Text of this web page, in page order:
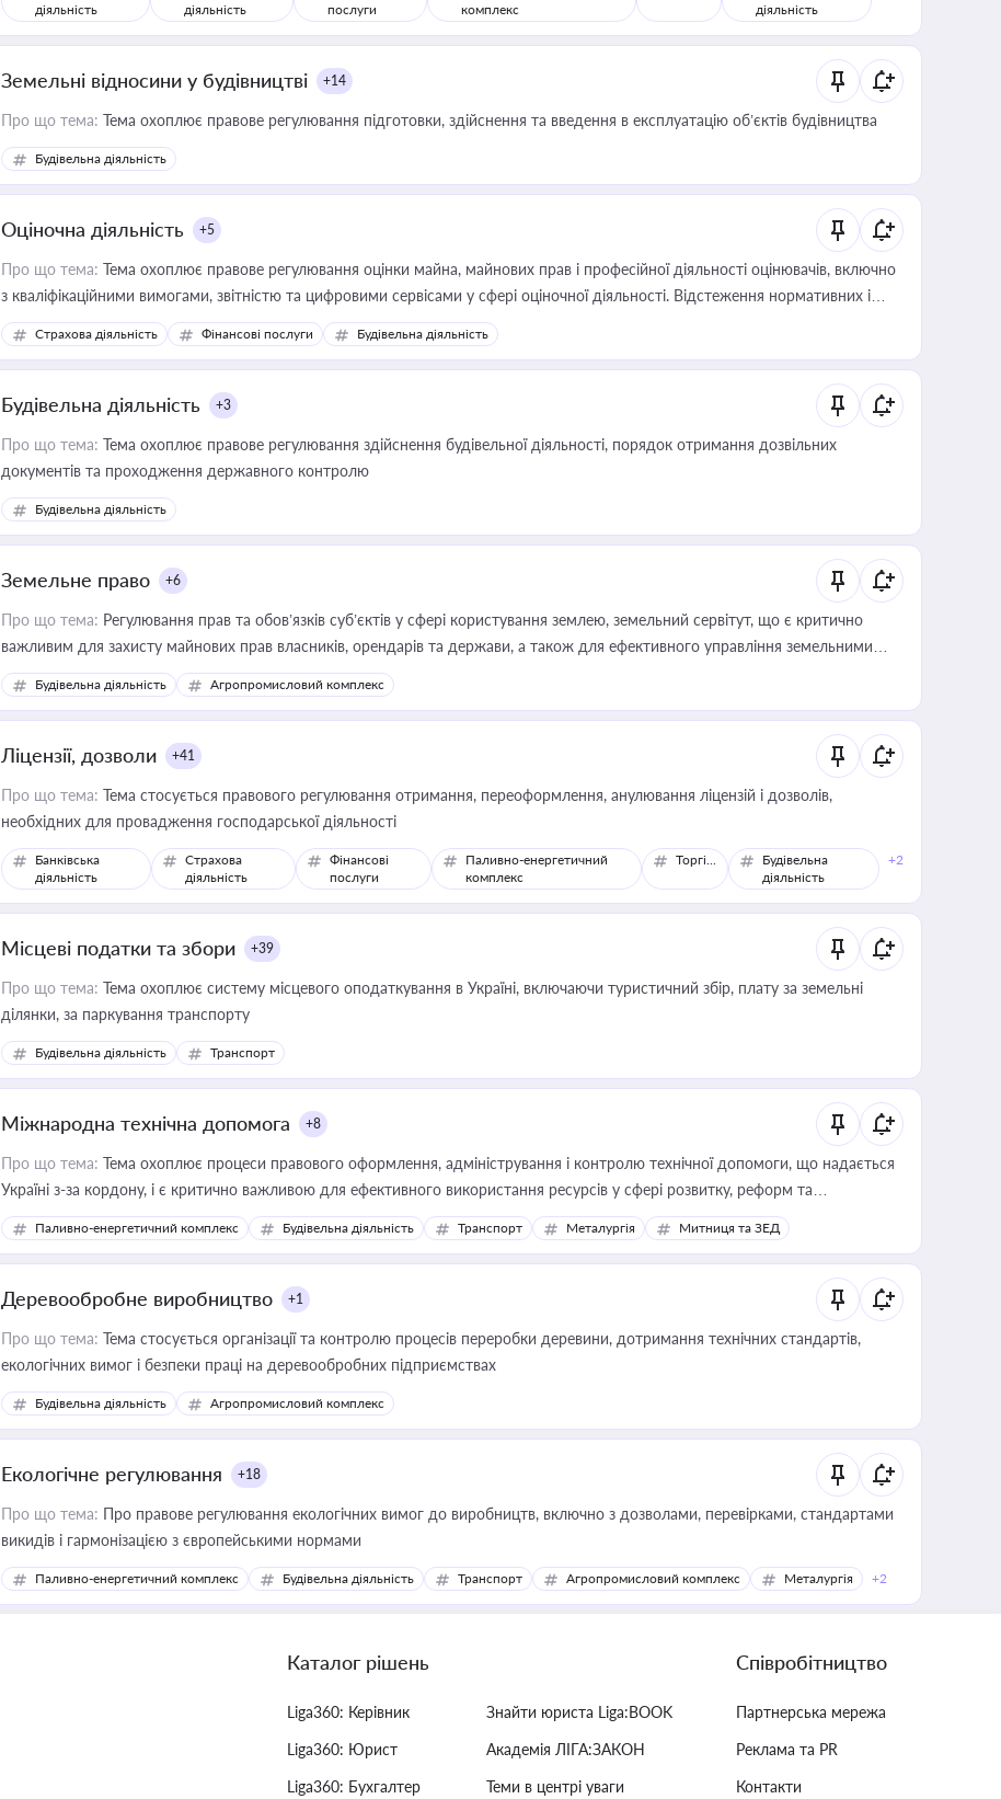
діяльність
діяльність
послуги
комплекс
діяльність
Земельні відносини у будівництві +14
Про що тема: Тема охоплює правове регулювання підготовки, здійснення та введення в експлуатацію об’єктів будівництва
Будівельна діяльність
Оціночна діяльність +5
Про що тема: Тема охоплює правове регулювання оцінки майна, майнових прав і професійної діяльності оцінювачів, включно
з кваліфікаційними вимогами, звітністю та цифровими сервісами у сфері оціночної діяльності. Відстеження нормативних і
медійних змін у цій сфері корисне для власника бізнесу, керівника, юриста або бухгалтера під час оподаткування,
приватизації, оренди державного майна, корпоративних угод і перевірки статусу суб'єктів оціночної діяльності
Страхова діяльність Фінансові послуги Будівельна діяльність
Будівельна діяльність +3
Про що тема: Тема охоплює правове регулювання здійснення будівельної діяльності, порядок отримання дозвільних
документів та проходження державного контролю
Будівельна діяльність
Земельне право +6
Про що тема: Регулювання прав та обов’язків суб’єктів у сфері користування землею, земельний сервітут, що є критично
важливим для захисту майнових прав власників, орендарів та держави, а також для ефективного управління земельними
ресурсами
Будівельна діяльність Агропромисловий комплекс
Ліцензії, дозволи +41
Про що тема: Тема стосується правового регулювання отримання, переоформлення, анулювання ліцензій і дозволів,
необхідних для провадження господарської діяльності
Банківська
діяльність
Страхова
діяльність
Фінансові
послуги
Паливно-енергетичний
комплекс
Торгівля
Будівельна
діяльність
+2
Місцеві податки та збори +39
Про що тема: Тема охоплює систему місцевого оподаткування в Україні, включаючи туристичний збір, плату за земельні
ділянки, за паркування транспорту
Будівельна діяльність Транспорт
Міжнародна технічна допомога +8
Про що тема: Тема охоплює процеси правового оформлення, адміністрування і контролю технічної допомоги, що надається
Україні з-за кордону, і є критично важливою для ефективного використання ресурсів у сфері розвитку, реформ та
інфраструктурних проєктів
Паливно-енергетичний комплекс Будівельна діяльність Транспорт Металургія Митниця та ЗЕД
Деревообробне виробництво +1
Про що тема: Тема стосується організації та контролю процесів переробки деревини, дотримання технічних стандартів,
екологічних вимог і безпеки праці на деревообробних підприємствах
Будівельна діяльність Агропромисловий комплекс
Екологічне регулювання +18
Про що тема: Про правове регулювання екологічних вимог до виробництв, включно з дозволами, перевірками, стандартами
викидів і гармонізацією з європейськими нормами
Паливно-енергетичний комплекс Будівельна діяльність Транспорт Агропромисловий комплекс Металургія +2
Каталог рішень
Liga360: Керівник
Liga360: Юрист
Liga360: Бухгалтер
Знайти юриста Liga:BOOK
Академія ЛІГА:ЗАКОН
Теми в центрі уваги
Співробітництво
Партнерська мережа
Реклама та PR
Контакти